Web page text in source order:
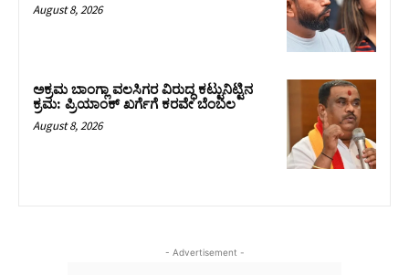
August 8, 2026
ಅಕ್ರಮ ಬಾಂಗ್ಲಾ ವಲಸಿಗರ ವಿರುದ್ಧ ಕಟ್ಟುನಿಟ್ಟಿನ
ಕ್ರಮ: ಪ್ರಿಯಾಂಕ್ ಖರ್ಗೆಗೆ ಕರವೇ ಬೆಂಬಲ
August 8, 2026
- Advertisement -